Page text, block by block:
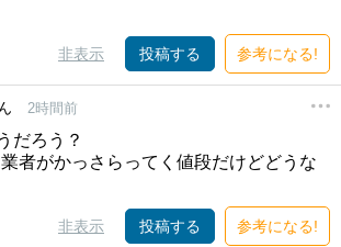
非表示 投稿する 参考になる!
2時間前
だろう？
者がかっさらってく値段だけどどうな
非表示 投稿する 参考になる!